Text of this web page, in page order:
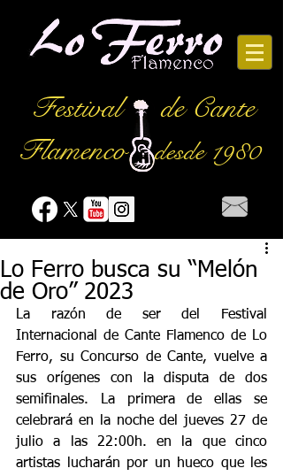
Festival
de Cante
Flamencodesde 1980
Lo Ferro busca su “Melón
de Oro” 2023
La razón de ser del Festival
Internacional de Cante Flamenco de Lo
Ferro, su Concurso de Cante, vuelve a
sus orígenes con la disputa de dos
semifinales. La primera de ellas se
celebrará en la noche del jueves 27 de
julio a las 22:00h. en la que cinco
artistas lucharán por un hueco que les